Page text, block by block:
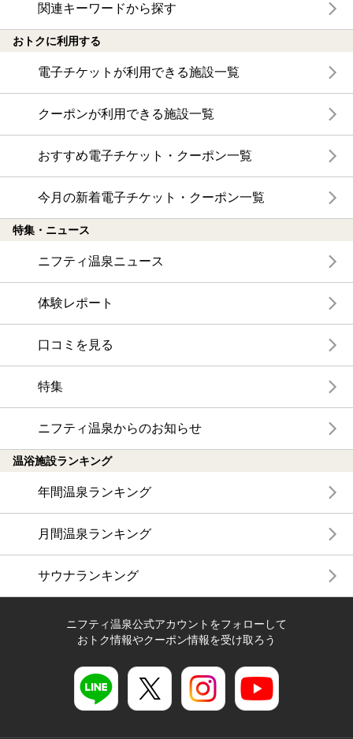
関連キーワードから探す
おトクに利用する
電子チケットが利用できる施設一覧
クーポンが利用できる施設一覧
おすすめ電子チケット・クーポン一覧
今月の新着電子チケット・クーポン一覧
特集・ニュース
ニフティ温泉ニュース
体験レポート
口コミを見る
特集
ニフティ温泉からのお知らせ
温浴施設ランキング
年間温泉ランキング
月間温泉ランキング
サウナランキング
ニフティ温泉公式アカウントをフォローして
おトク情報やクーポン情報を受け取ろう